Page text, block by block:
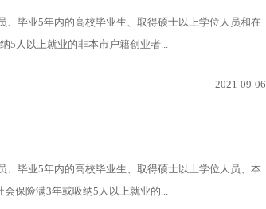
、毕业5年内的高校毕业生、取得硕士以上学位人员和在
5人以上就业的非本市户籍创业者...
2021-09-06
、毕业5年内的高校毕业生、取得硕士以上学位人员、本
保险满3年或吸纳5人以上就业的...